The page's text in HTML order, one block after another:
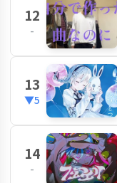
12
-
13
▼5
14
-